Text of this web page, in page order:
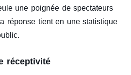
une poignée de spectateurs
réponse tient en une statistique
réceptivité